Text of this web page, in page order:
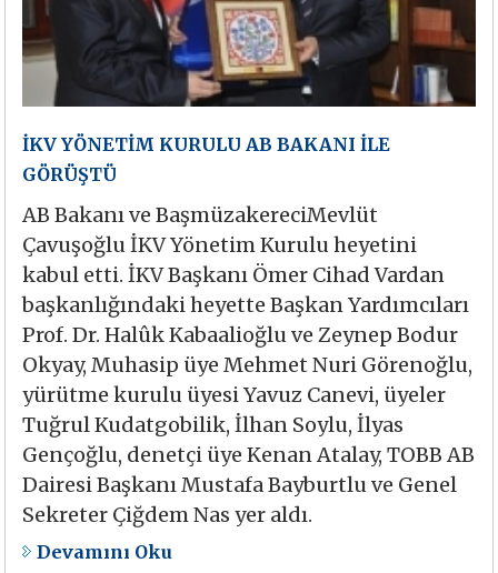
İKV YÖNETİM KURULU AB BAKANI İLE
GÖRÜŞTÜ
AB Bakanı ve BaşmüzakereciMevlüt
Çavuşoğlu İKV Yönetim Kurulu heyetini
kabul etti. İKV Başkanı Ömer Cihad Vardan
başkanlığındaki heyette Başkan Yardımcıları
Prof. Dr. Halûk Kabaalioğlu ve Zeynep Bodur
Okyay, Muhasip üye Mehmet Nuri Görenoğlu,
yürütme kurulu üyesi Yavuz Canevi, üyeler
Tuğrul Kudatgobilik, İlhan Soylu, İlyas
Gençoğlu, denetçi üye Kenan Atalay, TOBB AB
Dairesi Başkanı Mustafa Bayburtlu ve Genel
Sekreter Çiğdem Nas yer aldı.
Devamını Oku